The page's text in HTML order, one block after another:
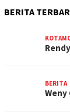
BERITA
BERITA